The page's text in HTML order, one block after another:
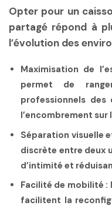
Opter pour un
partagé répond à
l’évolution des
Maximisation de
permet de
professionnels
l’encombrement sur
Séparation visuelle
discrète entre deux
d’intimité et
Facilité de mobilité :
facilitent la